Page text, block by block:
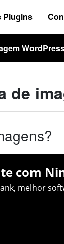
Plugins
de
com
melhor